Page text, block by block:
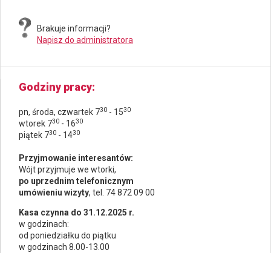
Brakuje informacji?
Napisz do administratora
Godziny pracy
pn, środa, czwartek 730 - 1530
wtorek 730 - 1630
piątek 730 - 1430
Przyjmowanie interesantów:
Wójt przyjmuje we wtorki,
po uprzednim telefonicznym
umówieniu wizyty, tel. 74 872 09 00
Kasa czynna do 31.12.2025 r.
w godzinach:
od poniedziałku do piątku
w godzinach 8.00-13.00